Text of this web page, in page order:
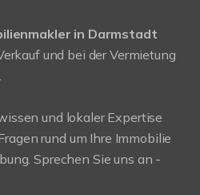
in Darmstadt
und bei der Vermietung
und lokaler Expertise
rund um Ihre Immobilie
Sprechen Sie uns an -